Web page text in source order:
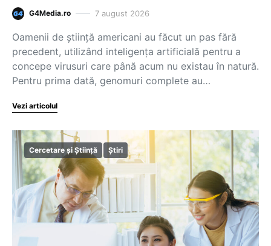
G4Media.ro 7 august 2026
Oamenii de știință americani au făcut un pas fără
precedent, utilizând inteligența artificială pentru a
concepe virusuri care până acum nu existau în natură.
Pentru prima dată, genomuri complete au…
Vezi articolul
Cercetare și Știință Știri